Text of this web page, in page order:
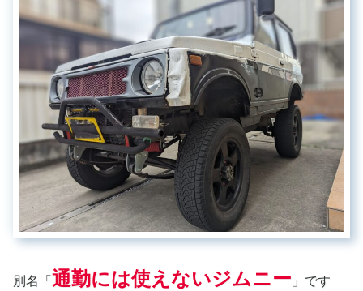
別名「 通勤には使えないジムニー 」です